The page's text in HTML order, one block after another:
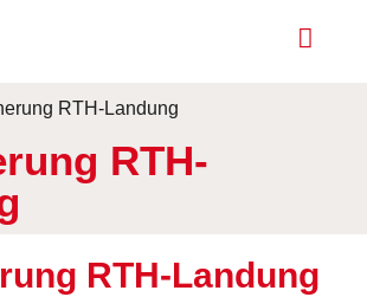
RTH-Landung
RTH-
RTH-Landung